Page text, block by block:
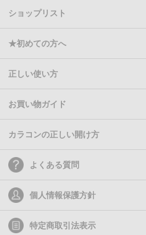
ショップリスト
★初めての方へ
正しい使い方
お買い物ガイド
カラコンの正しい開け方
よくある質問
個人情報保護方針
特定商取引法表示